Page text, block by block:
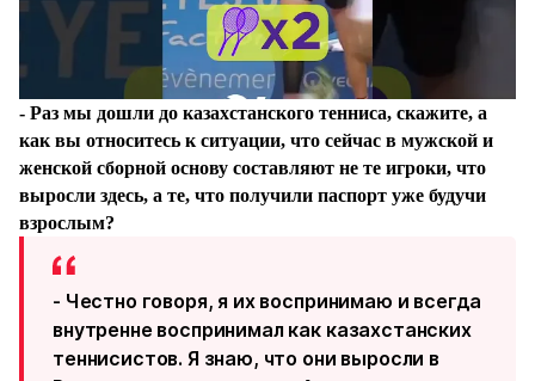
- Раз мы дошли до казахстанского тенниса, скажите, а
как вы относитесь к ситуации, что сейчас в мужской и
женской сборной основу составляют не те игроки, что
выросли здесь, а те, что получили паспорт уже будучи
взрослым?
- Честно говоря, я их воспринимаю и всегда
внутренне воспринимал как казахстанских
теннисистов. Я знаю, что они выросли в